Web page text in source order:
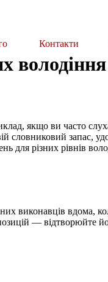
Контакти
якщо ви часто
словниковий запас,
для різних рівнів
виконавців вдома,
— відтворюйте